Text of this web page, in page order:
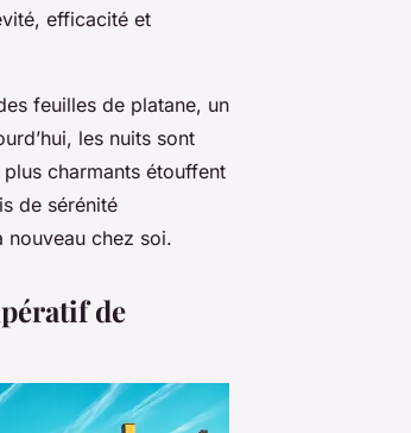
efficacité et
feuilles de platane, un
les nuits sont
charmants étouffent
de sérénité
nouveau chez soi.
de